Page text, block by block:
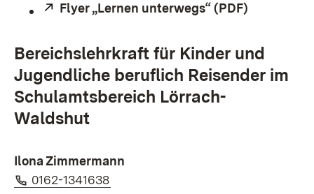
Extern:
Flyer „Lernen unterwegs“ (PDF)
Bereichslehrkraft für Kinder und
Jugendliche beruflich Reisender im
Schulamtsbereich Lörrach-
Waldshut
Ilona Zimmermann
Telefon:
0162-1341638